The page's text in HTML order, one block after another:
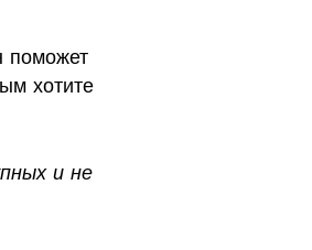
поможет
хотите
и не